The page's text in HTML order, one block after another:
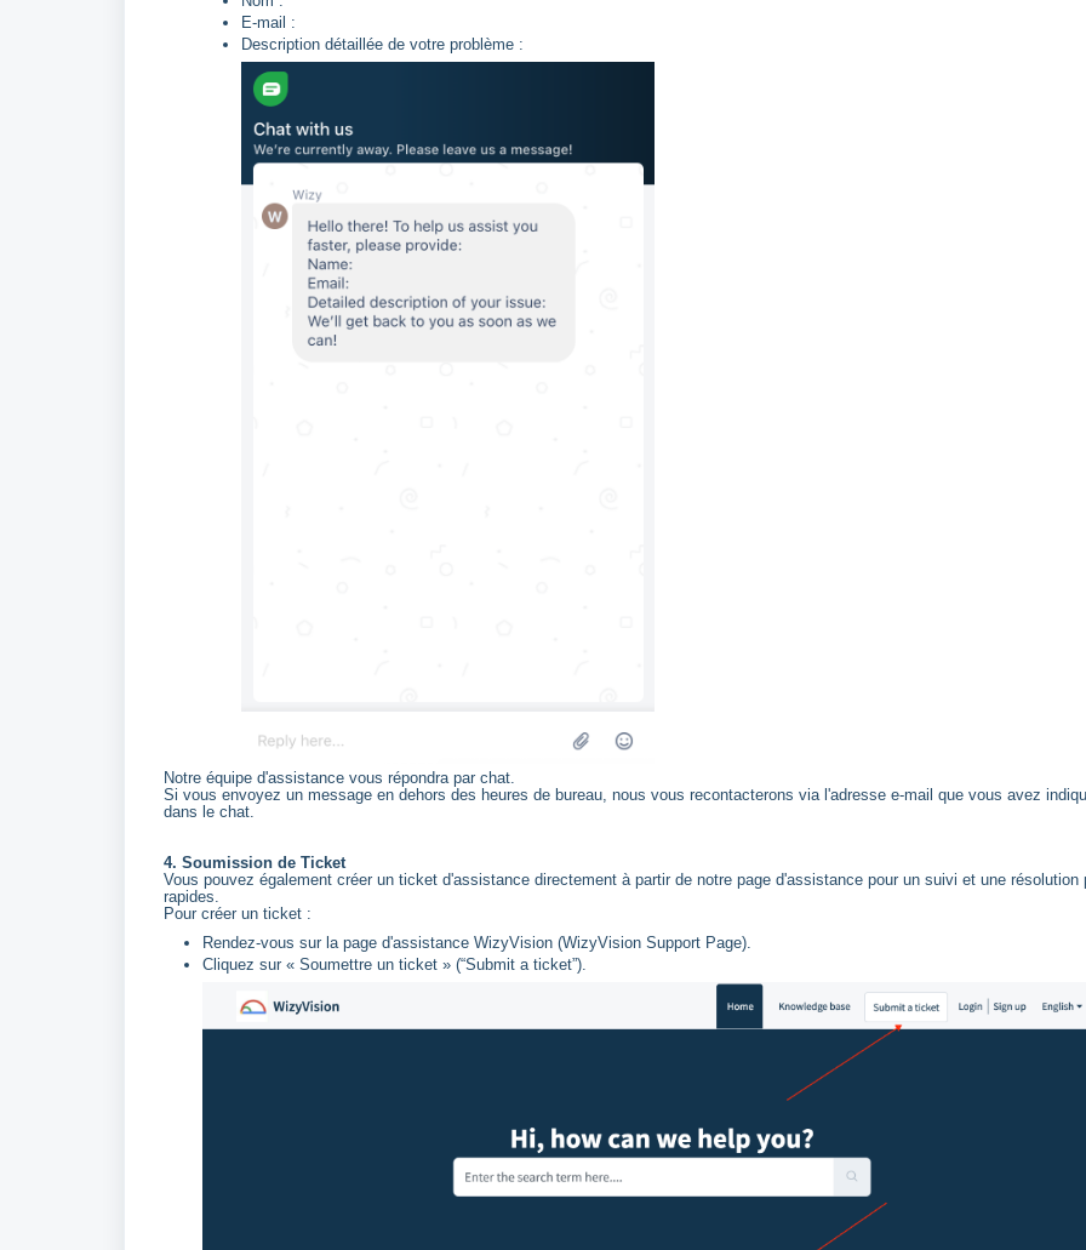
E-mail :
Description détaillée de votre problème :
Notre équipe d'assistance vous répondra par chat.
Si vous envoyez un message en dehors des heures de bureau, nous vous recontacterons via l'adresse e-mail que vous avez
dans le chat.
4. Soumission de Ticket
Vous pouvez également créer un ticket d'assistance directement à partir de notre page d'assistance pour un suivi et une résolution
rapides.
Pour créer un ticket :
Rendez-vous sur la page d'assistance WizyVision (WizyVision Support Page).
Cliquez sur « Soumettre un ticket » (“Submit a ticket”).